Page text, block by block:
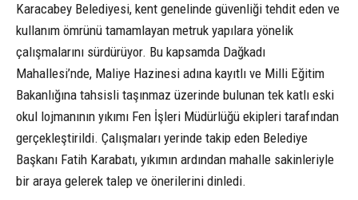
Karacabey Belediyesi, kent genelinde güvenliği tehdit eden ve
kullanım ömrünü tamamlayan metruk yapılara yönelik
çalışmalarını sürdürüyor. Bu kapsamda Dağkadı
Mahallesi’nde, Maliye Hazinesi adına kayıtlı ve Milli Eğitim
Bakanlığına tahsisli taşınmaz üzerinde bulunan tek katlı eski
okul lojmanının yıkımı Fen İşleri Müdürlüğü ekipleri tarafından
gerçekleştirildi. Çalışmaları yerinde takip eden Belediye
Başkanı Fatih Karabatı, yıkımın ardından mahalle sakinleriyle
bir araya gelerek talep ve önerilerini dinledi.